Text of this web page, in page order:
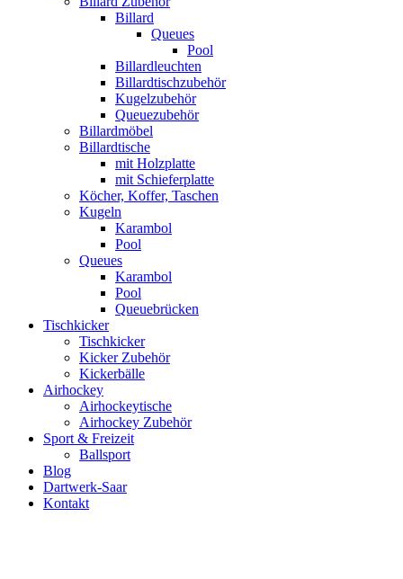
Billard
Queues
Pool
Billardleuchten
Billardtischzubehör
Kugelzubehör
Queuezubehör
Billardmöbel
Billardtische
mit Holzplatte
mit Schieferplatte
Köcher, Koffer, Taschen
Kugeln
Karambol
Pool
Queues
Karambol
Pool
Queuebrücken
Tischkicker
Tischkicker
Kicker Zubehör
Kickerbälle
Airhockey
Airhockeytische
Airhockey Zubehör
Sport & Freizeit
Ballsport
Blog
Dartwerk-Saar
Kontakt